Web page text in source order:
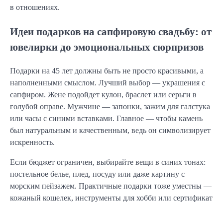
в отношениях.
Идеи подарков на сапфировую свадьбу: от
ювелирки до эмоциональных сюрпризов
Подарки на 45 лет должны быть не просто красивыми, а
наполненными смыслом. Лучший выбор — украшения с
сапфиром. Жене подойдет кулон, браслет или серьги в
голубой оправе. Мужчине — запонки, зажим для галстука
или часы с синими вставками. Главное — чтобы камень
был натуральным и качественным, ведь он символизирует
искренность.
Если бюджет ограничен, выбирайте вещи в синих тонах:
постельное белье, плед, посуду или даже картину с
морским пейзажем. Практичные подарки тоже уместны —
кожаный кошелек, инструменты для хобби или сертификат